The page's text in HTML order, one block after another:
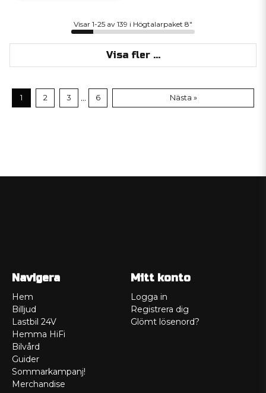
Visar 1-25 av 139 i Högtalarpaket 8"
Visa fler ...
1 2 3 ... 6 Nästa »
Navigera
Hem
Billjud
Lastbil 24V
Hemma HiFi
Bilvård
Guider
Sommarkampanj!
Merchandise
Mitt konto
Logga in
Registrera dig
Glömt lösenord?